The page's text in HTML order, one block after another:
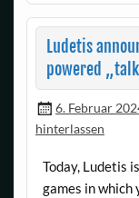
Ludetis
powered
6. Februar
hinterlassen
Today, Ludetis
games in which